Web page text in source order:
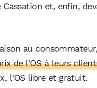
et, enfin,
au consommateur,
de l'OS à leurs
l'OS libre et gratuit.